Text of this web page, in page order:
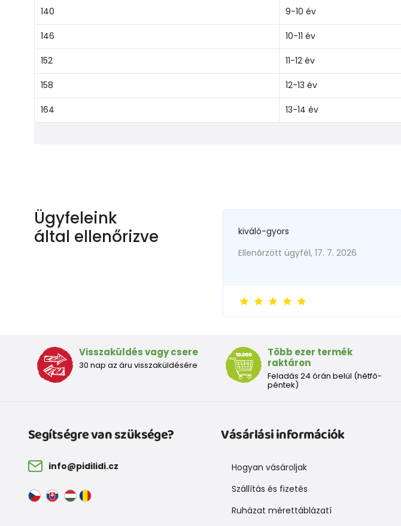
140 9-10 év
146 10-11 év
152 11-12 év
158 12-13 év
164 13-14 év
Ügyfeleink
által ellenőrizve
kiváló-gyors
Ellenõrzött ügyfél, 17. 7. 2026
Visszaküldés vagy csere
30 nap az áru visszaküldésére
Több ezer termék
raktáron
Feladás 24 órán belül (hétfő-
péntek)
Segítségre van szüksége?
info@pidilidi.cz
Vásárlási információk
Hogyan vásároljak
Szállítás és fizetés
Ruházat mérettáblázatí